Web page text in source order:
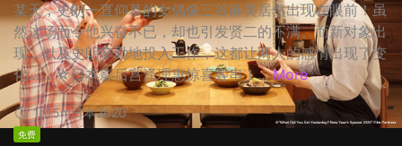
某天，史朗一直仰慕的女偶像三谷麻美居然出现在眼前！虽
然这场面令他兴奋不已，却也引发贤二的不满。而新对象出
现，以及史朗辛勤地投入工作，这都让两人的感情出现了变
化…… ☆日本影后宫泽理惠惊喜客串！... More
1h15m日本2020
免费